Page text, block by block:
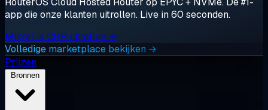
app die onze klanten uitrollen. Live in 60 seconden.
MikroTik CHR uitrollen →
Volledige marketplace bekijken →
Prijzen